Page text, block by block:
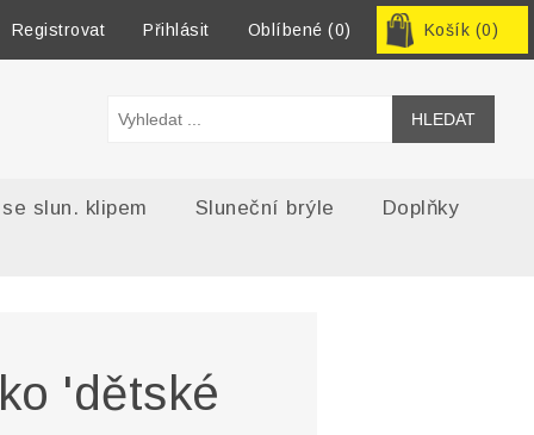
Registrovat Přihlásit Oblíbené (0) Košík (0)
slun. klipem Sluneční brýle Doplňky
'dětské